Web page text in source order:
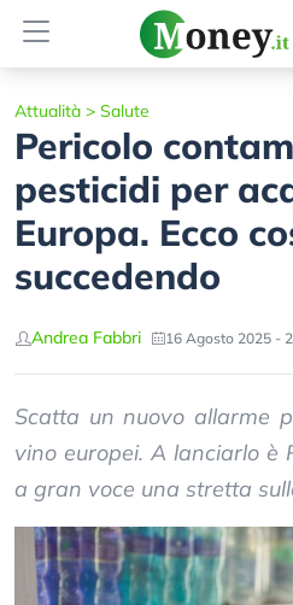
Attualità > Salute
Pericolo
pesticidi per
Europa. Ecco
succedendo
Andrea Fabbri 16 Agosto 2025 -
Scatta un nuovo allarme
vino europei. A lanciarlo è
a gran voce una stretta